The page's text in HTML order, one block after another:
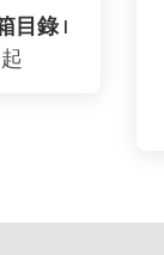
目錄 I
起